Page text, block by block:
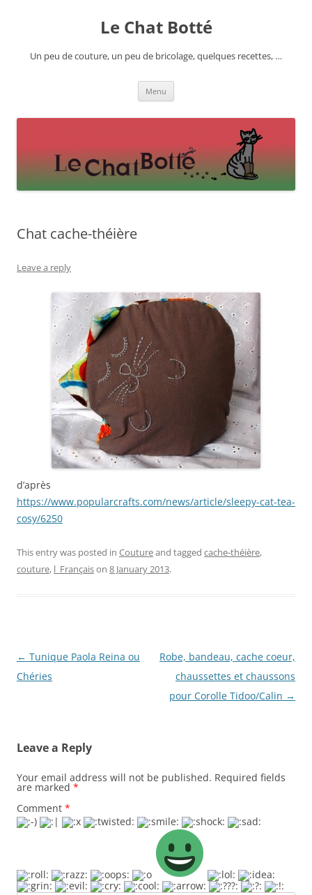
Le Chat Botté
Un peu de couture, un peu de bricolage, quelques recettes, …
Menu
Chat cache-théière
Leave a reply
d’après
https://www.popularcrafts.com/news/article/sleepy-cat-tea-
cosy/6250
This entry was posted in Coutureand tagged cache-théière,
couture, l_Françaison 8 January 2013.
Post
navigation
← Tunique Paola Reina ou
Chéries
Robe, bandeau, cache coeur,
chaussettes et chaussons
pour Corolle Tidoo/Calin →
Leave a Reply
Your email address will not be published. Required fields
are marked *
Comment *